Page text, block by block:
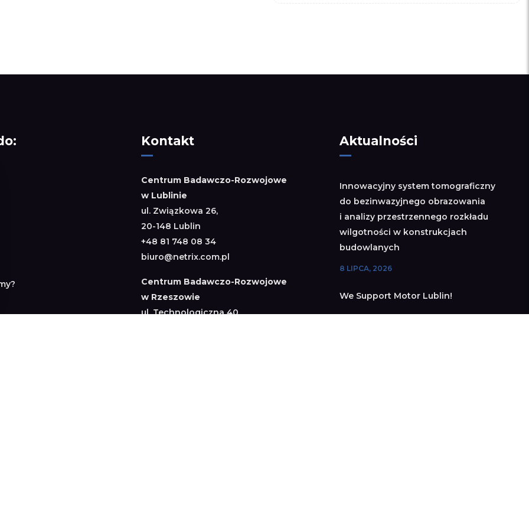
Kontakt
Centrum Badawczo-Rozwojowe
w Lublinie
ul. Związkowa 26,
20-148 Lublin
+48 81 748 08 34
biuro@netrix.com.pl
Centrum Badawczo-Rozwojowe
w Rzeszowie
ul. Technologiczna 40,
Aktualności
Innowacyjny system tomograficzny
do bezinwazyjnego obrazowania
i analizy przestrzennego rozkładu
wilgotności w konstrukcjach
budowlanych
8 LIPCA, 2026
We Support Motor Lublin!
24 CZERWCA, 2026